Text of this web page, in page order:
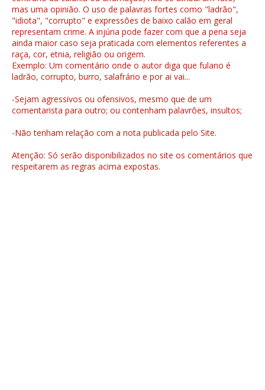
mas uma opinião. O uso de palavras fortes como "ladrão",
"idiota", "corrupto" e expressões de baixo calão em geral
representam crime. A injúria pode fazer com que a pena seja
ainda maior caso seja praticada com elementos referentes a
raça, cor, etnia, religião ou origem.
Exemplo: Um comentário onde o autor diga que fulano é
ladrão, corrupto, burro, salafrário e por ai vai...
-Sejam agressivos ou ofensivos, mesmo que de um
comentarista para outro; ou contenham palavrões, insultos;
-Não tenham relação com a nota publicada pelo Site.
Atenção: Só serão disponibilizados no site os comentários que
respeitarem as regras acima expostas.